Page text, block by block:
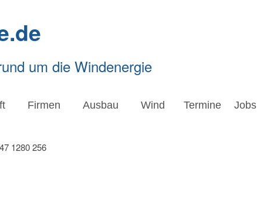
um die Windenergie
Firmen Ausbau Wind Termine Jobs